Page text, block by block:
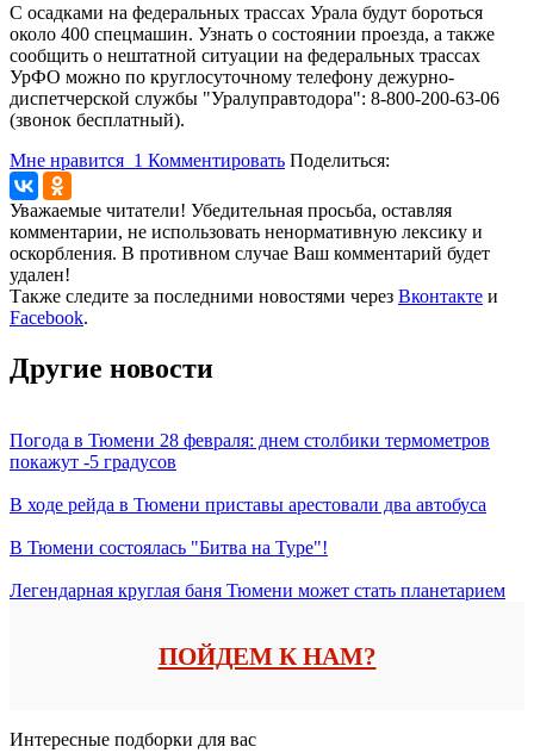
С осадками на федеральных трассах Урала будут бороться
около 400 спецмашин. Узнать о состоянии проезда, а также
сообщить о нештатной ситуации на федеральных трассах
УрФО можно по круглосуточному телефону дежурно-
диспетчерской службы "Уралуправтодора": 8-800-200-63-06
(звонок бесплатный).
Мне нравится 1 Комментировать Поделиться:
Уважаемые читатели! Убедительная просьба, оставляя
комментарии, не использовать ненормативную лексику и
оскорбления. В противном случае Ваш комментарий будет
удален!
Также следите за последними новостями через Вконтакте и
Facebook.
Другие новости
Погода в Тюмени 28 февраля: днем столбики термометров
покажут -5 градусов
В ходе рейда в Тюмени приставы арестовали два автобуса
В Тюмени состоялась "Битва на Туре"!
Легендарная круглая баня Тюмени может стать планетарием
ПОЙДЕМ К НАМ?
Интересные подборки для вас